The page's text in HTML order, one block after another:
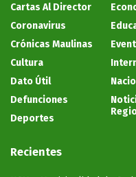
Cartas Al Director
Coronavirus
Crónicas Maulinas
Cultura
Dato Útil
Defunciones
Deportes
Recientes